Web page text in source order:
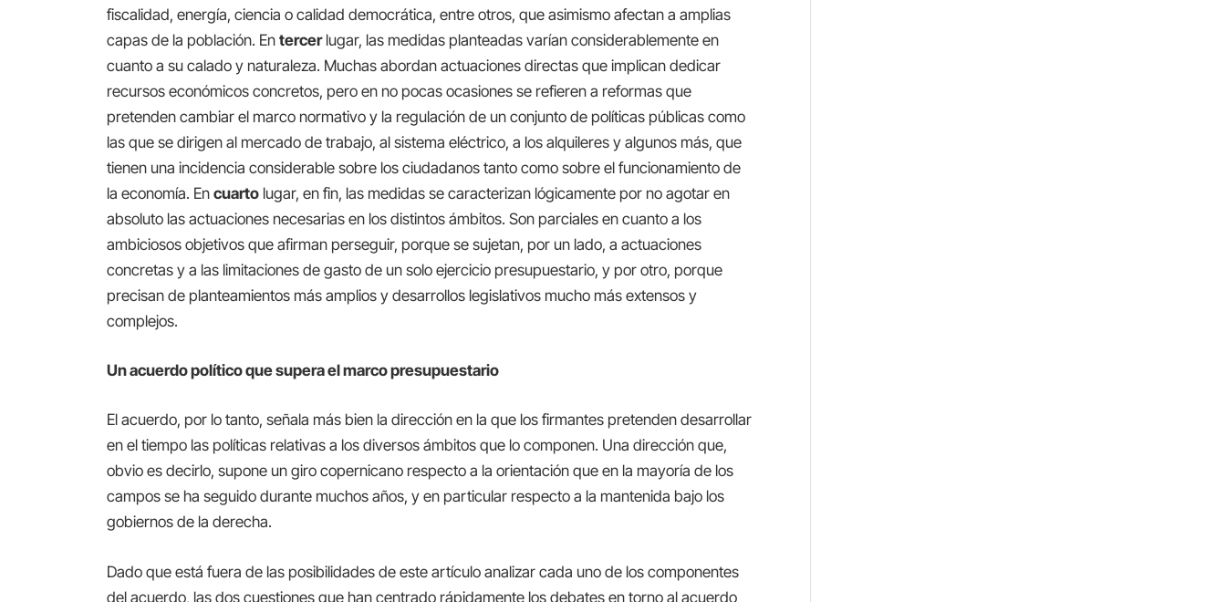
fiscalidad, energía, ciencia o calidad democrática, entre otros, que asimismo afectan a amplias
capas de la población. Entercerlugar, las medidas planteadas varían considerablemente en
cuanto a su calado y naturaleza. Muchas abordan actuaciones directas que implican dedicar
recursos económicos concretos, pero en no pocas ocasiones se refieren a reformas que
pretenden cambiar el marco normativo y la regulación de un conjunto de políticas públicas como
las que se dirigen al mercado de trabajo, al sistema eléctrico, a los alquileres y algunos más, que
tienen una incidencia considerable sobre los ciudadanos tanto como sobre el funcionamiento de
la economía. Encuarto lugar, en fin, las medidas se caracterizan lógicamente por no agotar en
absoluto las actuaciones necesarias en los distintos ámbitos. Son parciales en cuanto a los
ambiciosos objetivos que afirman perseguir, porque se sujetan, por un lado, a actuaciones
concretas y a las limitaciones de gasto de un solo ejercicio presupuestario, y por otro, porque
precisan de planteamientos más amplios y desarrollos legislativos mucho más extensos y
complejos.
Un acuerdopolítico que supera el marco presupuestario
El acuerdo, por lo tanto, señala más bien la dirección en la que los firmantes pretenden desarrollar
en el tiempo las políticas relativas a los diversos ámbitos que lo componen. Una dirección que,
obvio es decirlo, supone un giro copernicano respecto a la orientación que en la mayoría de los
campos se ha seguido durante muchos años, y en particular respecto a la mantenida bajo los
gobiernos de la derecha.
Dado que está fuera de las posibilidades de este artículo analizar cada uno de los componentes
del acuerdo, las dos cuestiones que han centrado rápidamente los debates en torno al acuerdo